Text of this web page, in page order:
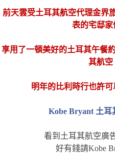
前天雲受土耳其航空代理金界
表的宅邸家
享用了一頓美好的土耳其午餐
其航空
明年的比利時行也許
Kobe Bryant 土耳
看到土耳其航空廣
好有錢請Kobe